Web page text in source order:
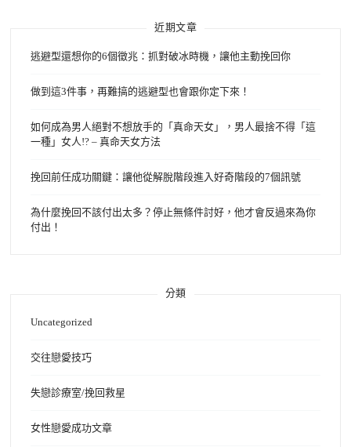
近期文章
逃避型還想你的6個徵兆：抓對破冰時機，讓他主動挽回你
做到這3件事，再難搞的逃避型也會跟你定下來！
如何成為男人絕對不想放手的「真命天女」，男人最捨不得「這
一種」女人!? – 真命天女方法
挽回前任成功關鍵：讓他從解脫階段進入好奇階段的7個訊號
為什麼挽回不該付出太多？停止無條件討好，他才會反過來為你
付出！
分類
Uncategorized
交往戀愛技巧
失戀診療室/挽回救星
女性戀愛成功文章